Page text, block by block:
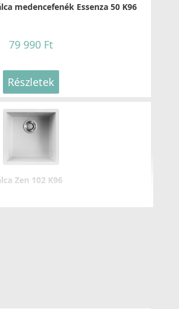
medencefenék Essenza 50 K96
79 990 Ft
Részletek
Zen 102 K96